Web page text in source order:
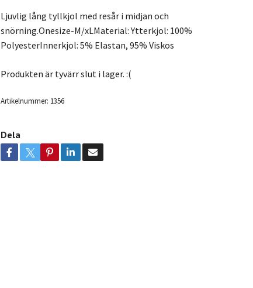
Ljuvlig lång tyllkjol med resår i midjan och
snörning.Onesize-M/xLMaterial: Ytterkjol: 100%
PolyesterInnerkjol: 5% Elastan, 95% Viskos
Produkten är tyvärr slut i lager. :(
Artikelnummer: 1356
Dela